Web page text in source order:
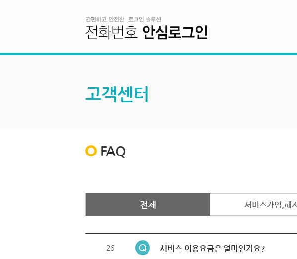
고객센터
FAQ
전체 서비스가입,해지
26 서비스 이용요금은 얼마인가요?